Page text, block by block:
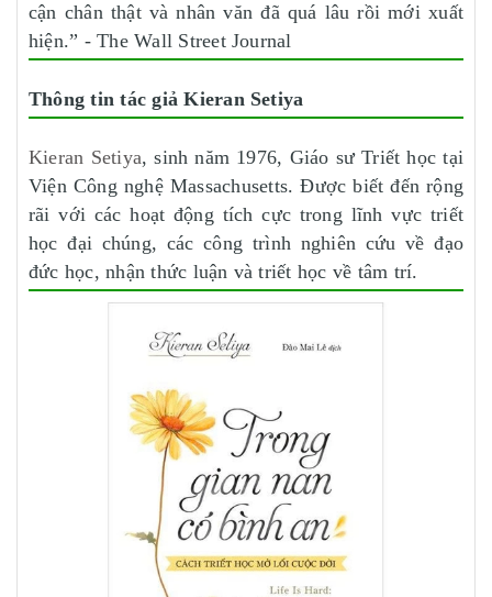
cận chân thật và nhân văn đã quá lâu rồi mới xuất
hiện.” - The Wall Street Journal
Thông tin tác giả Kieran Setiya
Kieran Setiya, sinh năm 1976, Giáo sư Triết học tại
Viện Công nghệ Massachusetts. Được biết đến rộng
rãi với các hoạt động tích cực trong lĩnh vực triết
học đại chúng, các công trình nghiên cứu về đạo
đức học, nhận thức luận và triết học về tâm trí.